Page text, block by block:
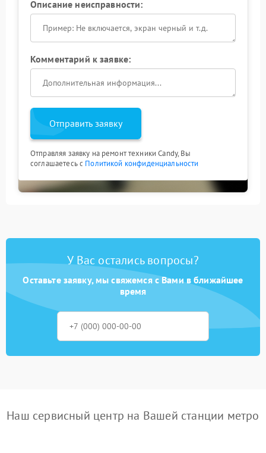
Описание неисправности:
Комментарий к заявке:
Отправить заявку
Отправляя заявку на ремонт техники Candy, Вы
соглашаетесь с Политикой конфиденциальности
У Вас остались вопросы?
Оставьте заявку, мы свяжемся с Вами в ближайшее
время
Наш сервисный центр на Вашей станции метро